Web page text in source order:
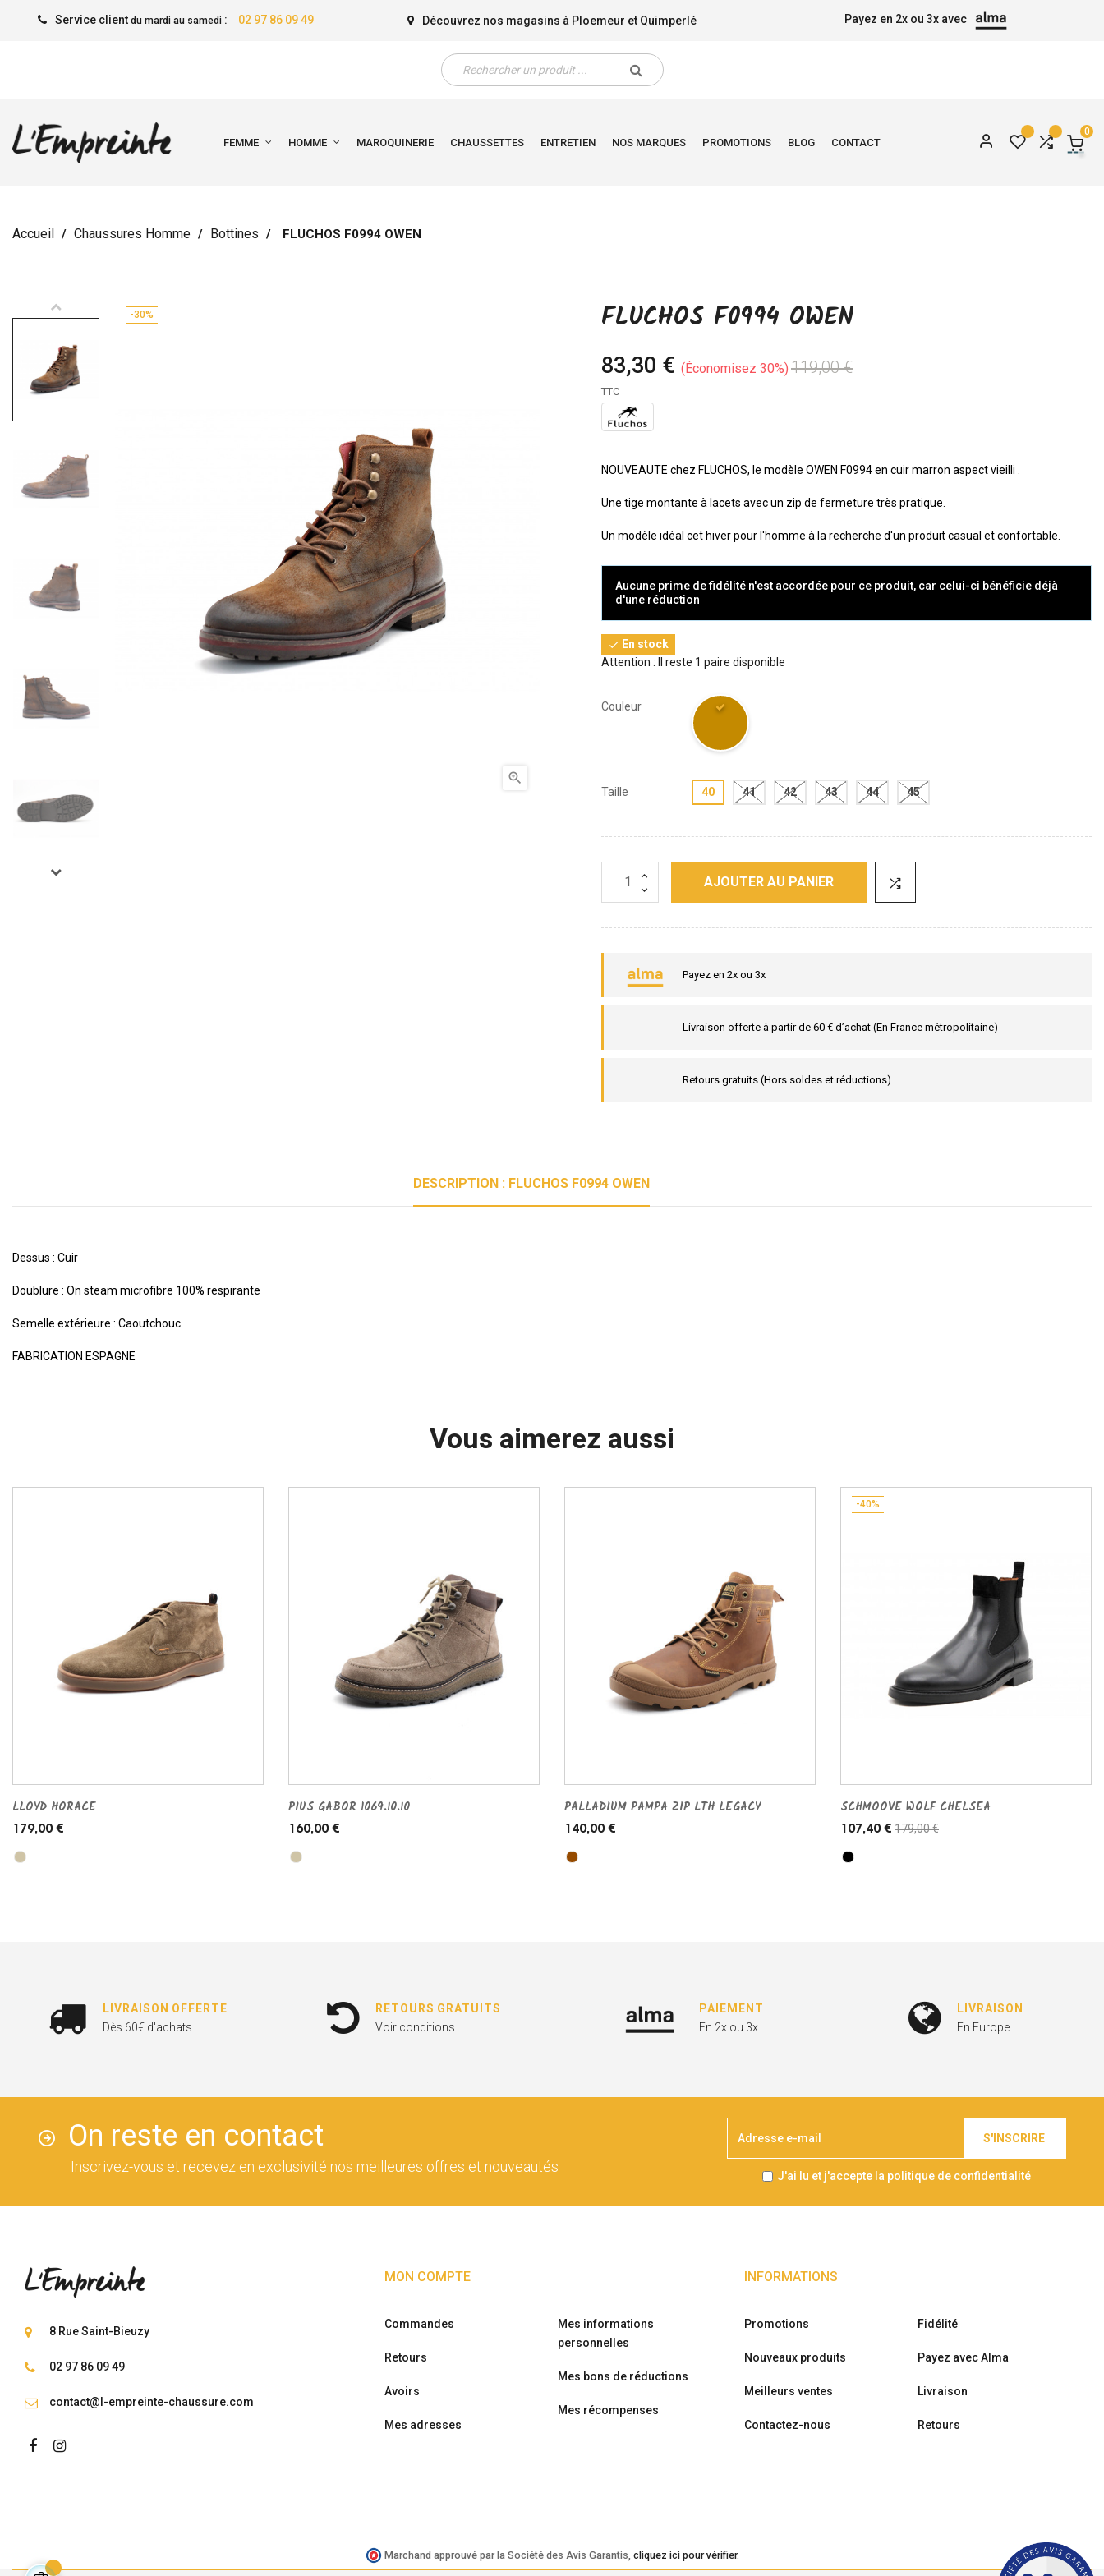
Service client du mardi au samedi: 02 97 86 09 49 Découvrez nos magasins à Ploemeur et Quimperlé Payez en 2x ou 3x avec
FEMME HOMME MAROQUINERIE CHAUSSETTES ENTRETIEN NOS MARQUES PROMOTIONS BLOG CONTACT
0
Accueil Chaussures Homme Bottines FLUCHOS F0994 OWEN
-30%

FLUCHOS F0994 OWEN
83,30 € Économisez 30% 119,00 €
TTC
NOUVEAUTE chez FLUCHOS, le modèle OWEN F0994 en cuir marron aspect vieilli .
Une tige montante à lacets avec un zip de fermeture très pratique.
Un modèle idéal cet hiver pour l'homme à la recherche d'un produit casual et confortable.
Aucune prime de fidélité n'est accordée pour ce produit, car celui-ci bénéficie déjà
d'une réduction
 En stock
Attention : Il reste 1 paire disponible
Couleur
Taille 40 41 42 43 44 45
AJOUTER AU PANIER
Payez en 2x ou 3x
Livraison offerte à partir de 60 € d’achat (En France métropolitaine)
Retours gratuits (Hors soldes et réductions)
DESCRIPTION : FLUCHOS F0994 OWEN
Dessus : Cuir
Doublure : On steam microfibre 100% respirante
Semelle extérieure : Caoutchouc
FABRICATION ESPAGNE
Vous aimerez aussi
LLOYD HORACE
179,00 €
PIUS GABOR 1069.10.10
160,00 €
PALLADIUM PAMPA ZIP LTH LEGACY
140,00 €
-40%
SCHMOOVE WOLF CHELSEA
107,40 € 179,00 €
LIVRAISON OFFERTE
Dès 60€ d'achats
RETOURS GRATUITS
Voir conditions
PAIEMENT
En 2x ou 3x
LIVRAISON
En Europe
On reste en contact
Inscrivez-vous et recevez en exclusivité nos meilleures offres et nouveautés
S'INSCRIRE
J'ai lu et j'accepte la politique de confidentialité
8 Rue Saint-Bieuzy
02 97 86 09 49
contact@l-empreinte-chaussure.com
MON COMPTE
Commandes
Retours
Avoirs
Mes adresses
Mes informations
personnelles
Mes bons de réductions
Mes récompenses
INFORMATIONS
Promotions
Nouveaux produits
Meilleurs ventes
Contactez-nous
Fidélité
Payez avec Alma
Livraison
Retours
Marchand approuvé par la Société des Avis Garantis, cliquez ici pour vérifier.